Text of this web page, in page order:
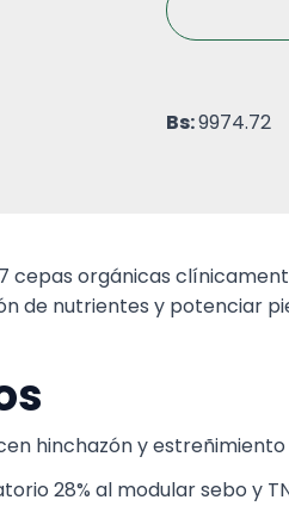
Bs:9974.72
cepas orgánicas
de nutrientes y potenciar
hinchazón y estreñimiento
28% al modular sebo y